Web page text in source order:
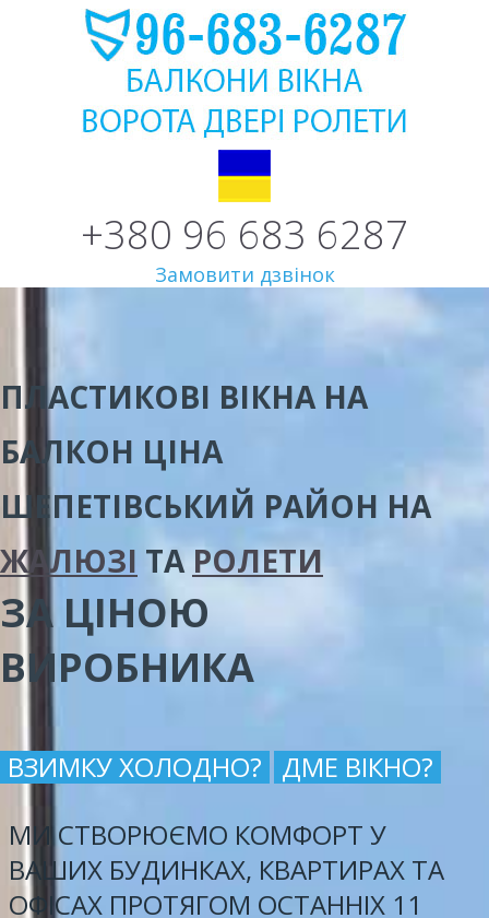
+380 96 683 6287
Замовити дзвінок
ПЛАСТИКОВІ ВІКНА НА
БАЛКОН ЦІНА
ШЕПЕТІВСЬКИЙ РАЙОН НА
ЖАЛЮЗІ ТАРОЛЕТИ
ЗА ЦІНОЮ
ВИРОБНИКА
ВЗИМКУ ХОЛОДНО?
ДМЕ ВІКНО?
МИ СТВОРЮЄМО КОМФОРТ У
ВАШИХ БУДИНКАХ, КВАРТИРАХ ТА
ОФІСАХ ПРОТЯГОМ ОСТАННІХ 11